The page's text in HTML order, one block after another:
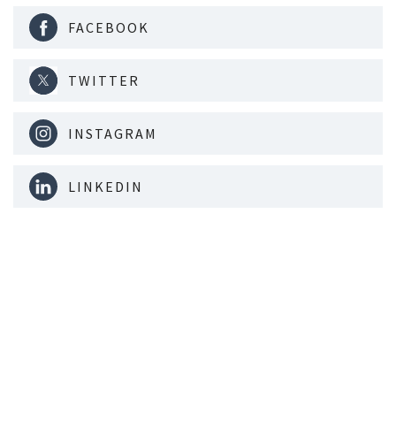
FACEBOOK
TWITTER
INSTAGRAM
LINKEDIN